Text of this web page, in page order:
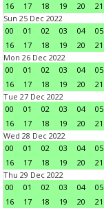
16
17 18 19 20 21
Sun 25 Dec 2022
00
01 02 03 04 05
16
17 18 19 20 21
Mon 26 Dec 2022
00
01 02 03 04 05
16
17 18 19 20 21
Tue 27 Dec 2022
00
01 02 03 04 05
16
17 18 19 20 21
Wed 28 Dec 2022
00
01 02 03 04 05
16
17 18 19 20 21
Thu 29 Dec 2022
00
01 02 03 04 05
16
17 18 19 20 21